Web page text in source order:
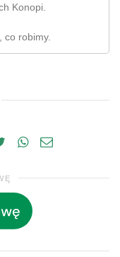
Konopi.
co robimy.